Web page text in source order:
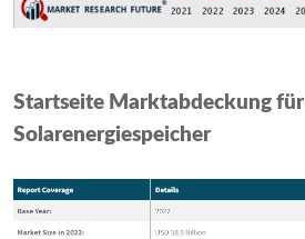
Startseite Marktabdeckung für
Solarenergiespeicher